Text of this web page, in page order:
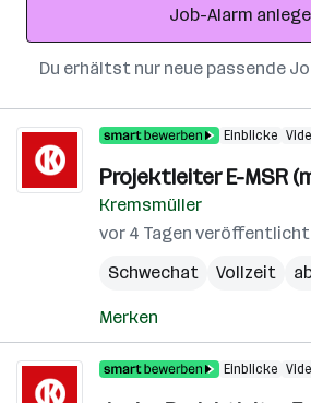
Job-Alarm
Du erhältst nur neue passende
Einblicke
Projektleiter E-MSR
Kremsmüller
vor 4 Tagen veröffentlicht
Schwechat
Vollzeit
Merken
Einblicke